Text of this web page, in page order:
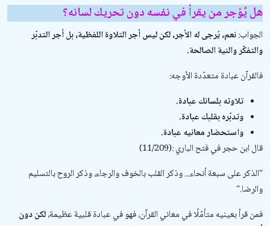
هل يُؤجر من يقرأ في نفسه دون تحريك لسانه؟
الجواب:نعم، يُرجى له الأجر، لكن ليس أجر التلاوة اللفظية، بل أجر التدبّر
والتفكّر والنية الصالحة.
فالقرآن عبادة متعدّدة الأوجه:
تلاوته بلسانك عبادة.
وتدبّره بقلبك عبادة.
واستحضار معانيه عبادة.
قال ابن حجر فيفتح الباري(11/209):
"الذكر على سبعة أنحاء... وذكر القلب بالخوف والرجاء، وذكر الروح بالتسليم
والرضا."
فمن قرأ بعينيه متأمّلًا في معاني القرآن، فهو في عبادة قلبية عظيمة،لكن دون